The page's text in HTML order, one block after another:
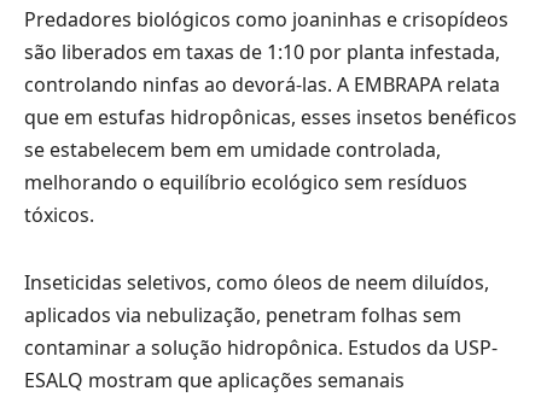
Predadores biológicos como joaninhas e crisopídeos
são liberados em taxas de 1:10 por planta infestada,
controlando ninfas ao devorá-las. A EMBRAPA relata
que em estufas hidropônicas, esses insetos benéficos
se estabelecem bem em umidade controlada,
melhorando o equilíbrio ecológico sem resíduos
tóxicos.
Inseticidas seletivos, como óleos de neem diluídos,
aplicados via nebulização, penetram folhas sem
contaminar a solução hidropônica. Estudos da USP-
ESALQ mostram que aplicações semanais